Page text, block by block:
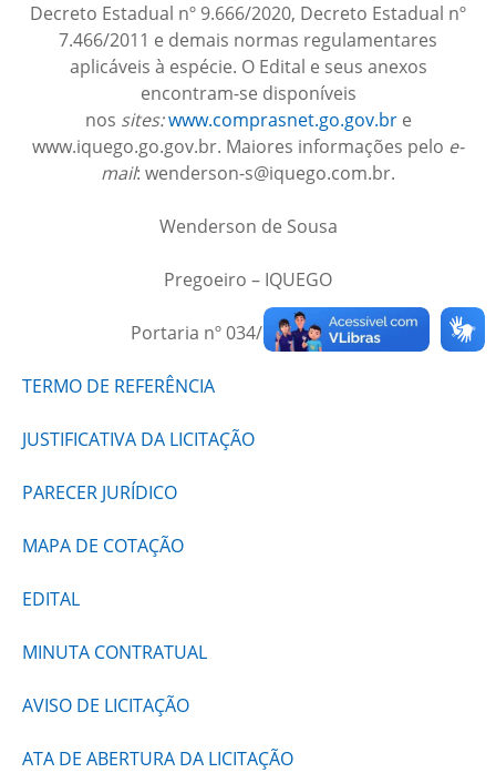
Decreto Estadual nº 9.666/2020, Decreto Estadual nº
7.466/2011 e demais normas regulamentares
aplicáveis à espécie. O Edital e seus anexos
encontram-se disponíveis
nos sites:www.comprasnet.go.gov.bre
www.iquego.go.gov.br. Maiores informações pelo e-
mail: wenderson-s@iquego.com.br.
Wenderson de Sousa
Pregoeiro – IQUEGO
Portaria nº 034/2023 – PRESI
TERMO DE REFERÊNCIA
JUSTIFICATIVA DA LICITAÇÃO
PARECER JURÍDICO
MAPA DE COTAÇÃO
EDITAL
MINUTA CONTRATUAL
AVISO DE LICITAÇÃO
ATA DE ABERTURA DA LICITAÇÃO